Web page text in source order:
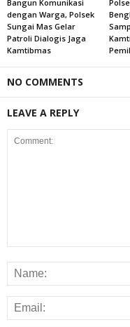
Bangun Komunikasi
dengan Warga, Polsek
Sungai Mas Gelar
Patroli Dialogis Jaga
Kamtibmas
NO COMMENTS
LEAVE A REPLY